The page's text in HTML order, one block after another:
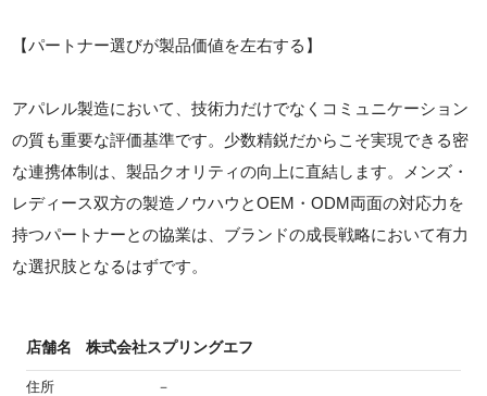
【パートナー選びが製品価値を左右する】
アパレル製造において、技術力だけでなくコミュニケーション
の質も重要な評価基準です。少数精鋭だからこそ実現できる密
な連携体制は、製品クオリティの向上に直結します。メンズ・
レディース双方の製造ノウハウとOEM・ODM両面の対応力を
持つパートナーとの協業は、ブランドの成長戦略において有力
な選択肢となるはずです。
店舗名 株式会社スプリングエフ
住所 －